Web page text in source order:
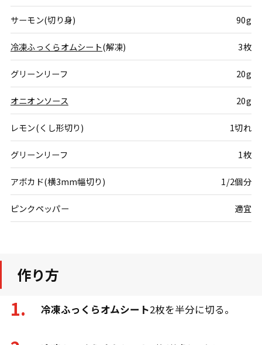
サーモン(切り身) 90g
冷凍ふっくらオムシート(解凍) 3枚
グリーンリーフ 20g
オニオンソース 20g
レモン(くし形切り) 1切れ
グリーンリーフ 1枚
アボカド(横3mm幅切り) 1/2個分
ピンクペッパー 適宜
作り方
冷凍ふっくらオムシート2枚を半分に切る。